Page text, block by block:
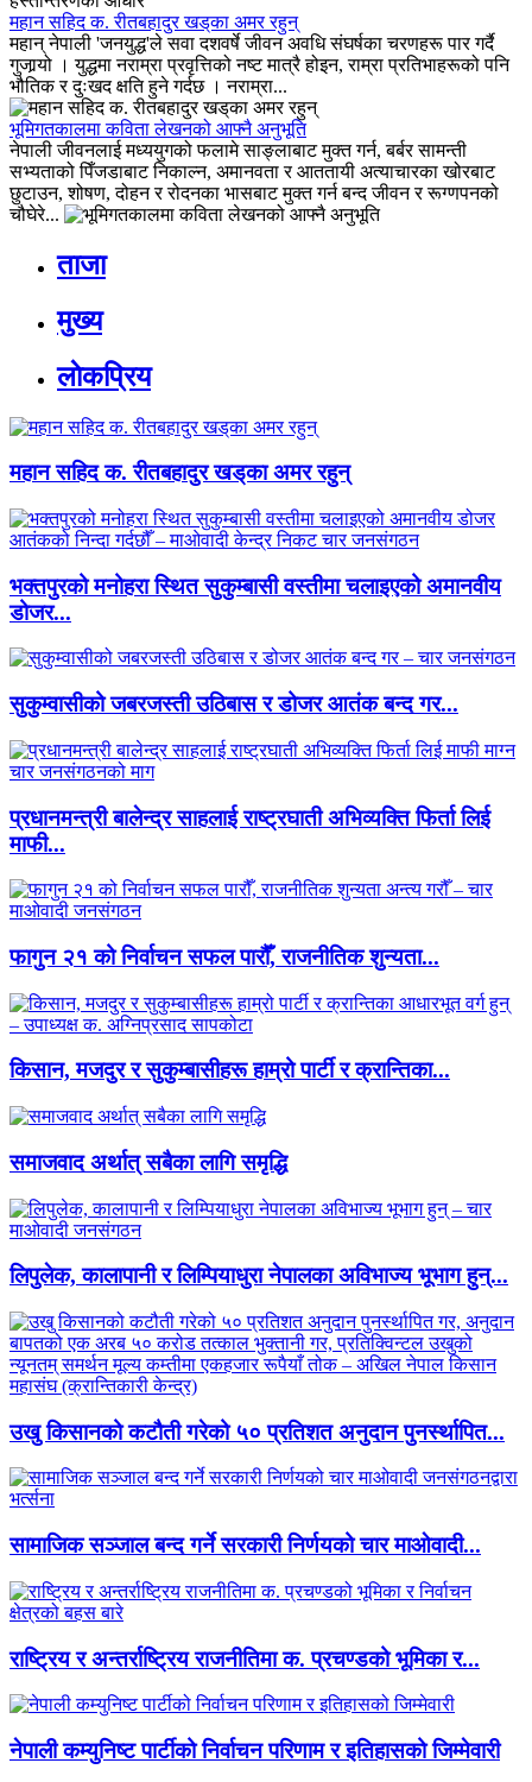
महान सहिद क. रीतबहादुर खड्‌का अमर रहुन्
महान् नेपाली 'जनयुद्ध'ले सवा दशवर्षे जीवन अवधि संघर्षका चरणहरू पार गर्दै
गुजार्‍यो । युद्धमा नराम्रा प्रवृत्तिको नष्ट मात्रै होइन, राम्रा प्रतिभाहरूको पनि
भौतिक र दुःखद क्षति हुने गर्दछ । नराम्रा...
भूमिगतकालमा कविता लेखनको आफ्नै अनुभूति
नेपाली जीवनलाई मध्ययुगको फलामे साङ्लाबाट मुक्त गर्न, बर्बर सामन्ती
सभ्यताको पिँजडाबाट निकाल्न, अमानवता र आततायी अत्याचारका खोरबाट
छुटाउन, शोषण, दोहन र रोदनका भासबाट मुक्त गर्न बन्द जीवन र रूग्णपनको
चौघेरे...
ताजा
मुख्य
लाेकप्रिय
महान सहिद क. रीतबहादुर खड्‌का अमर रहुन्
भक्तपुरको मनोहरा स्थित सुकुम्बासी वस्तीमा चलाइएको अमानवीय
डोजर...
सुकुम्वासीको जबरजस्ती उठिबास र डोजर आतंक बन्द गर...
प्रधानमन्त्री बालेन्द्र साहलाई राष्ट्रघाती अभिव्यक्ति फिर्ता लिई
माफी...
फागुन २१ को निर्वाचन सफल पारौँ, राजनीतिक शुन्यता...
किसान, मजदुर र सुकुम्बासीहरू हाम्रो पार्टी र क्रान्तिका...
समाजवाद अर्थात् सबैका लागि समृद्धि
लिपुलेक, कालापानी र लिम्पियाधुरा नेपालका अविभाज्य भूभाग हुन्...
उखु किसानको कटौती गरेको ५० प्रतिशत अनुदान पुनर्स्थापित...
सामाजिक सञ्जाल बन्द गर्ने सरकारी निर्णयको चार माओवादी...
राष्ट्रिय र अन्तर्राष्ट्रिय राजनीतिमा क. प्रचण्डको भूमिका र...
नेपाली कम्युनिष्ट पार्टीको निर्वाचन परिणाम र इतिहासको जिम्मेवारी